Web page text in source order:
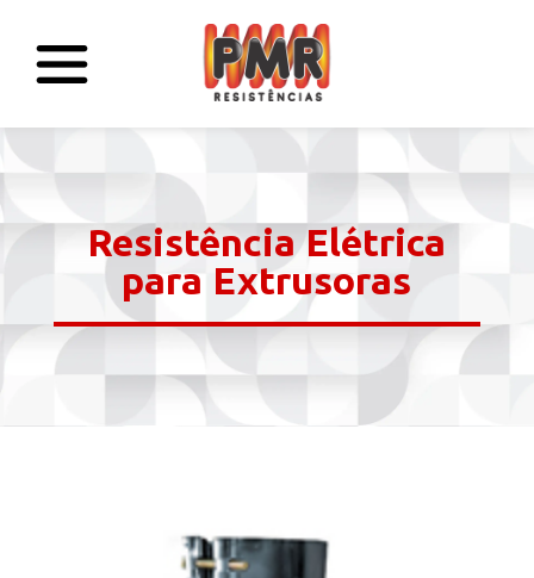
Resistência Elétrica
para Extrusoras